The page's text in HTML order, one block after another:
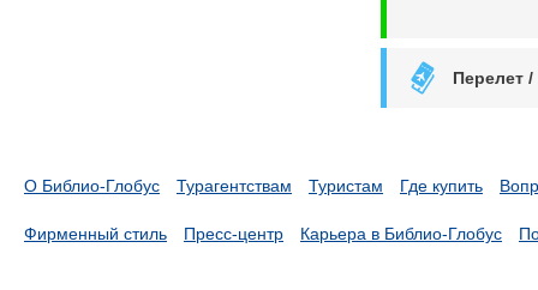
Перелет
О Библио-Глобус Турагентствам Туристам Где купить
Фирменный стиль Пресс-центр Карьера в Библио-Глобус